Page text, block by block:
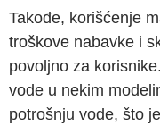
Takođe, korišćenje
troškove nabavke i
povoljno za
vode u nekim
potrošnju vode, što